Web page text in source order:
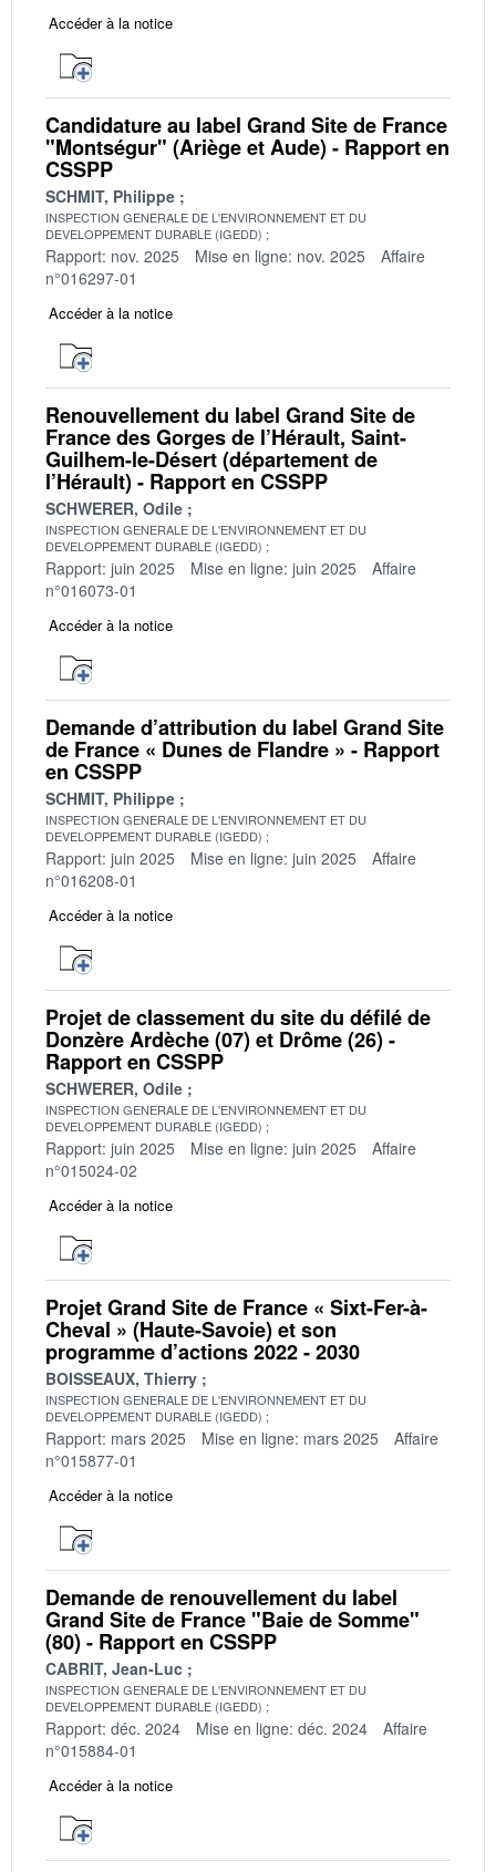
Accéder à la notice
Candidature au label Grand Site de France
"Montségur" (Ariège et Aude) - Rapport en
CSSPP
SCHMIT, Philippe
INSPECTION GENERALE DE L'ENVIRONNEMENT ET DU
DEVELOPPEMENT DURABLE (IGEDD)
Rapport: nov. 2025 Mise en ligne: nov. 2025
Affaire
n°016297-01
Accéder à la notice
Renouvellement du label Grand Site de
France des Gorges de l’Hérault, Saint-
Guilhem-le-Désert (département de
l’Hérault) - Rapport en CSSPP
SCHWERER, Odile
INSPECTION GENERALE DE L'ENVIRONNEMENT ET DU
DEVELOPPEMENT DURABLE (IGEDD)
Rapport: juin 2025 Mise en ligne: juin 2025
Affaire
n°016073-01
Accéder à la notice
Demande d’attribution du label Grand Site
de France « Dunes de Flandre » - Rapport
en CSSPP
SCHMIT, Philippe
INSPECTION GENERALE DE L'ENVIRONNEMENT ET DU
DEVELOPPEMENT DURABLE (IGEDD)
Rapport: juin 2025 Mise en ligne: juin 2025
Affaire
n°016208-01
Accéder à la notice
Projet de classement du site du défilé de
Donzère Ardèche (07) et Drôme (26) -
Rapport en CSSPP
SCHWERER, Odile
INSPECTION GENERALE DE L'ENVIRONNEMENT ET DU
DEVELOPPEMENT DURABLE (IGEDD)
Rapport: juin 2025 Mise en ligne: juin 2025
Affaire
n°015024-02
Accéder à la notice
Projet Grand Site de France « Sixt-Fer-à-
Cheval » (Haute-Savoie) et son
programme d’actions 2022 - 2030
BOISSEAUX, Thierry
INSPECTION GENERALE DE L'ENVIRONNEMENT ET DU
DEVELOPPEMENT DURABLE (IGEDD)
Rapport: mars 2025 Mise en ligne: mars 2025
Affaire
n°015877-01
Accéder à la notice
Demande de renouvellement du label
Grand Site de France "Baie de Somme"
(80) - Rapport en CSSPP
CABRIT, Jean-Luc
INSPECTION GENERALE DE L'ENVIRONNEMENT ET DU
DEVELOPPEMENT DURABLE (IGEDD)
Rapport: déc. 2024 Mise en ligne: déc. 2024
Affaire
n°015884-01
Accéder à la notice